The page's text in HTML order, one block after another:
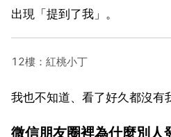
出現「提到了我」。
12樓：紅桃小丁
我也不知道、看了好久都沒有
微信朋友圈裡為什麼別人